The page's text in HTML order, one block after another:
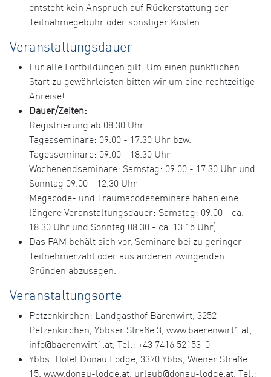
entsteht kein Anspruch auf Rückerstattung der
Teilnahmegebühr oder sonstiger Kosten.
Veranstaltungsdauer
Für alle Fortbildungen gilt: Um einen pünktlichen
Start zu gewährleisten bitten wir um eine rechtzeitige
Anreise!
Dauer/Zeiten:
Registrierung ab 08.30 Uhr
Tagesseminare: 09.00 - 17.30 Uhr bzw.
Tagesseminare: 09.00 - 18.30 Uhr
Wochenendseminare: Samstag: 09.00 - 17.30 Uhr und
Sonntag 09.00 - 12.30 Uhr
Megacode- und Traumacodeseminare haben eine
längere Veranstaltungsdauer: Samstag: 09.00 - ca.
18.30 Uhr und Sonntag 08.30 - ca. 13.15 Uhr)
Das FAM behält sich vor, Seminare bei zu geringer
Teilnehmerzahl oder aus anderen zwingenden
Gründen abzusagen.
Veranstaltungsorte
Petzenkirchen: Landgasthof Bärenwirt, 3252
Petzenkirchen, Ybbser Straße 3, www.baerenwirt1.at,
info@baerenwirt1.at, Tel.: +43 7416 52153-0
Ybbs: Hotel Donau Lodge, 3370 Ybbs, Wiener Straße
15, www.donau-lodge.at, urlaub@donau-lodge.at, Tel.: